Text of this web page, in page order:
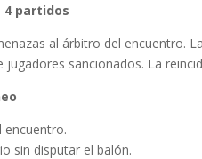
4 partidos
al árbitro del encuentro.
jugadores sancionados. La
encuentro.
sin disputar el balón.